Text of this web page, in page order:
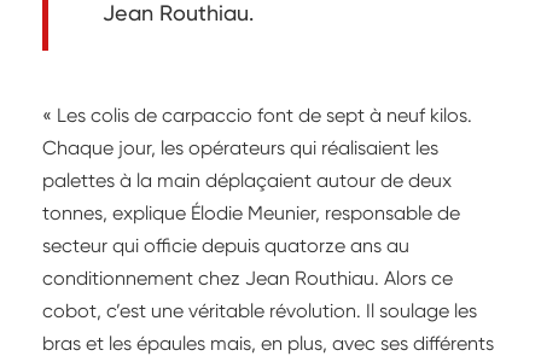
Jean Routhiau.
« Les colis de carpaccio font de sept à neuf kilos.
Chaque jour, les opérateurs qui réalisaient les
palettes à la main déplaçaient autour de deux
tonnes, explique Élodie Meunier, responsable de
secteur qui officie depuis quatorze ans au
conditionnement chez Jean Routhiau. Alors ce
cobot, c’est une véritable révolution. Il soulage les
bras et les épaules mais, en plus, avec ses différents